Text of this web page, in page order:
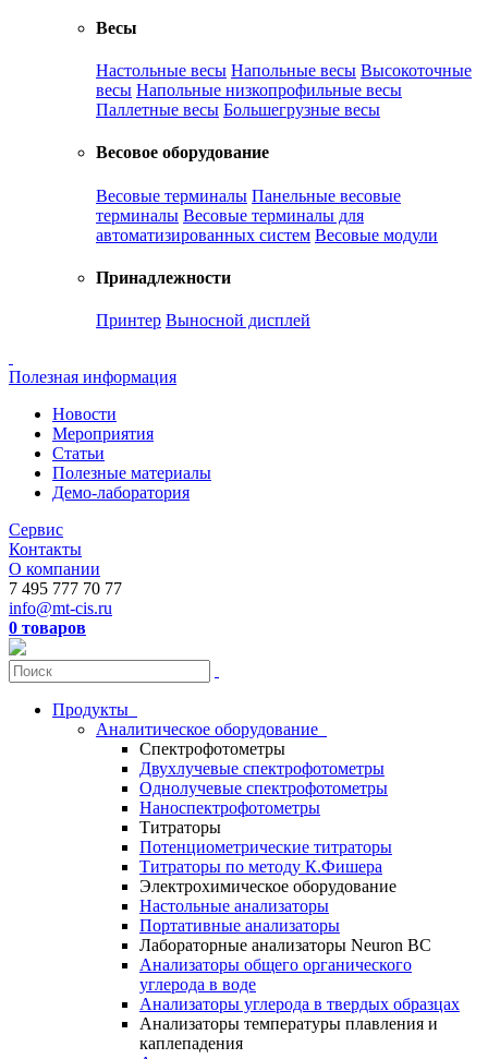
Весы
Настольные весы Напольные весы Высокоточные
весы Напольные низкопрофильные весы
Паллетные весы Большегрузные весы
Весовое оборудование
Весовые терминалы Панельные весовые
терминалы Весовые терминалы для
автоматизированных систем Весовые модули
Принадлежности
Принтер Выносной дисплей
Полезная информация
Новости
Мероприятия
Статьи
Полезные материалы
Демо-лаборатория
Сервис
Контакты
О компании
7 495 777 70 77
info@mt-cis.ru
0 товаров
Продукты
Аналитическое оборудование
Спектрофотометры
Двухлучевые спектрофотометры
Однолучевые спектрофотометры
Наноспектрофотометры
Титраторы
Потенциометрические титраторы
Титраторы по методу К.Фишера
Электрохимическое оборудование
Настольные анализаторы
Портативные анализаторы
Лабораторные анализаторы Neuron BC
Анализаторы общего органического
углерода в воде
Анализаторы углерода в твердых образцах
Анализаторы температуры плавления и
каплепадения